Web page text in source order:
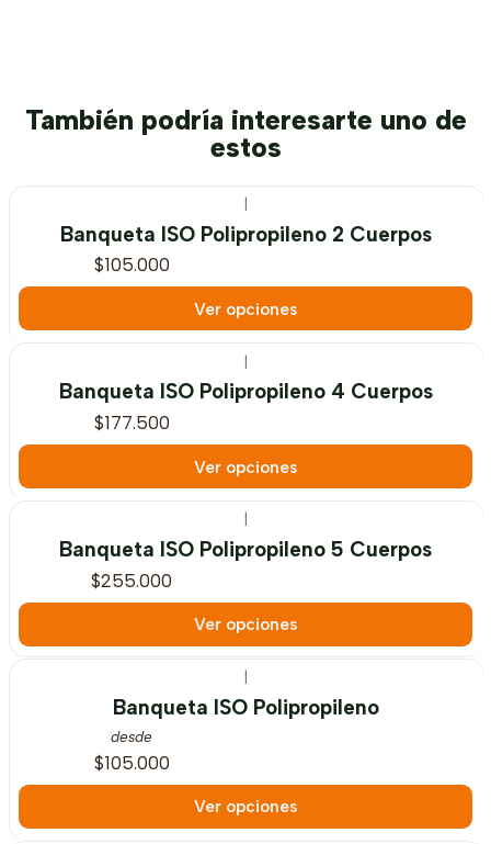
También podría interesarte uno de
estos
Banqueta ISO Polipropileno 2 Cuerpos
$105.000
Ver opciones
Banqueta ISO Polipropileno 4 Cuerpos
$177.500
Ver opciones
Banqueta ISO Polipropileno 5 Cuerpos
$255.000
Ver opciones
Banqueta ISO Polipropileno
desde
$105.000
Ver opciones